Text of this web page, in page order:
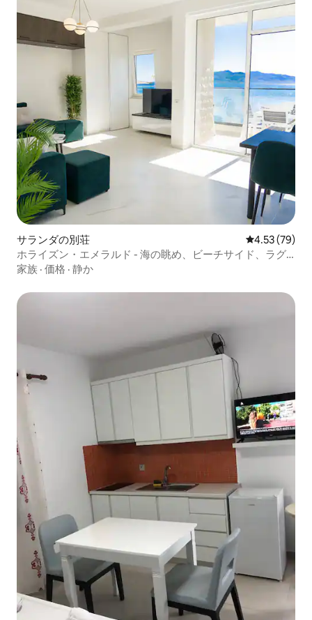
サランダの別荘 レビュー79
4.53 (79)
ホライズン・エメラルド - 海の眺め、ビーチサイド、ラグ
ジュアリー
家族 · 価格 · 静か